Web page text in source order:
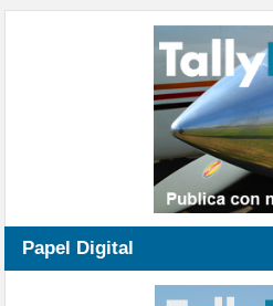
Papel Digital